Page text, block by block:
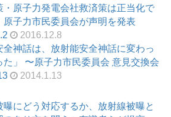
・原子力発電会社救済策は正当化で
原子力市民委員会が声明を発表
2016.12.8
全神話は、放射能安全神話に変わっ
た」 〜原子力市民委員会 意見交換会
2014.1.13
曝にどう対応するか、放射線被曝と